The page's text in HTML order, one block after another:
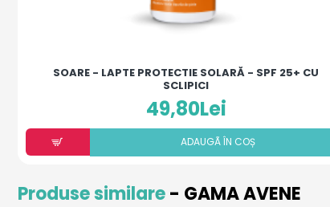
SOARE - LAPTE PROTECTIE SOLARĂ - SPF 25+ CU
SCLIPICI
49,80Lei
ADAUGÃ ÎN COȘ
Produse similare- GAMA AVENE